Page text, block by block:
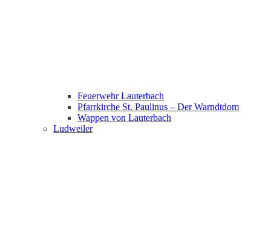
Feuerwehr Lauterbach
Pfarrkirche St. Paulinus – Der Warndtdom
Wappen von Lauterbach
Ludweiler